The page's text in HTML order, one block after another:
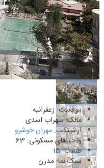
2 of 13
موقعیت: زعفرانیه
مالک: سهراب اسدی
آرشیتکت:مهران خوشرو
واحدهای مسکونی: 63
طبقات: 15
سبک نما: مدرن